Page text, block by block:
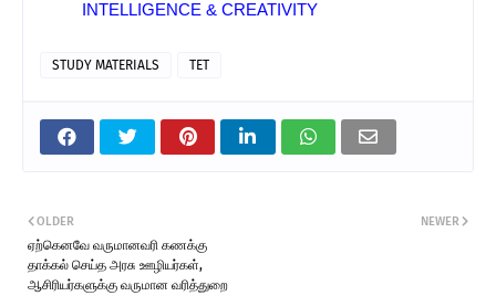
INTELLIGENCE & CREATIVITY
STUDY MATERIALS TET
NEWER
OLDER
ஏற்கெனவே வருமானவரி கணக்கு
தாக்கல் செய்த அரசு ஊழியர்கள்,
ஆசிரியர்களுக்கு வருமான வரித்துறை